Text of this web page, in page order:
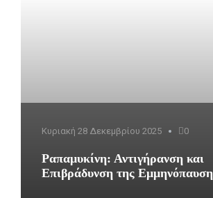
Κυριακή 28 Δεκεμβρίου 2025 0
Ραπαμυκίνη: Αντιγήρανση και
Επιβράδυνση της Εμμηνόπαυση